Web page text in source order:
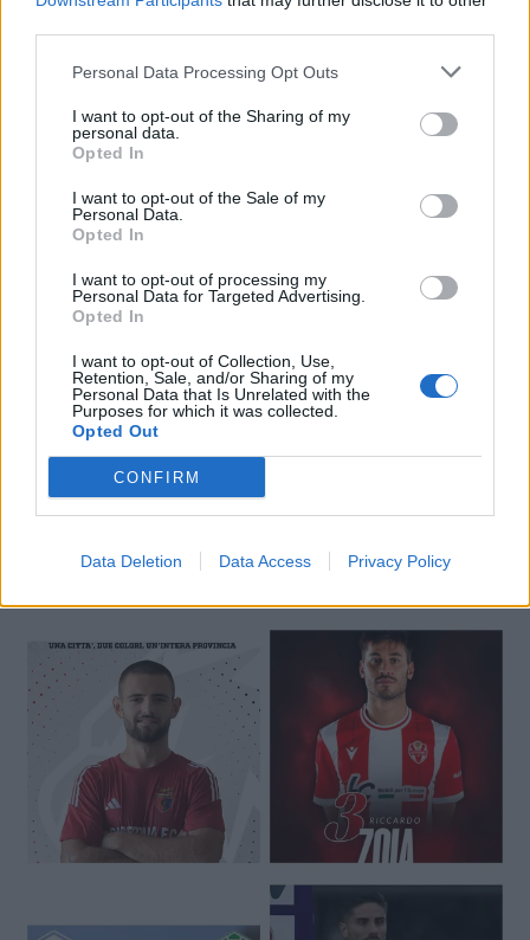
Personal Data Processing Opt Outs
I want to opt-out of the Sharing of my
personal data.
Opted In
I want to opt-out of the Sale of my
Personal Data.
Opted In
I want to opt-out of processing my
Personal Data for Targeted Advertising.
Opted In
I want to opt-out of Collection, Use,
Retention, Sale, and/or Sharing of my
Personal Data that Is Unrelated with the
Purposes for which it was collected.
Opted Out
CONFIRM
Data Deletion Data Access Privacy Policy
🔥 Trending